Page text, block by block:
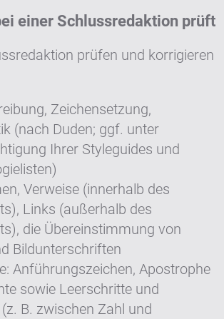
einer Schlussredaktion prüft
prüfen und korrigieren
Zeichensetzung,
(nach Duden; ggf. unter
Ihrer Styleguides und
Verweise (innerhalb des
Links (außerhalb des
die Übereinstimmung von
Bildunterschriften
Anführungszeichen, Apostrophe
sowie Leerschritte und
B. zwischen Zahl und